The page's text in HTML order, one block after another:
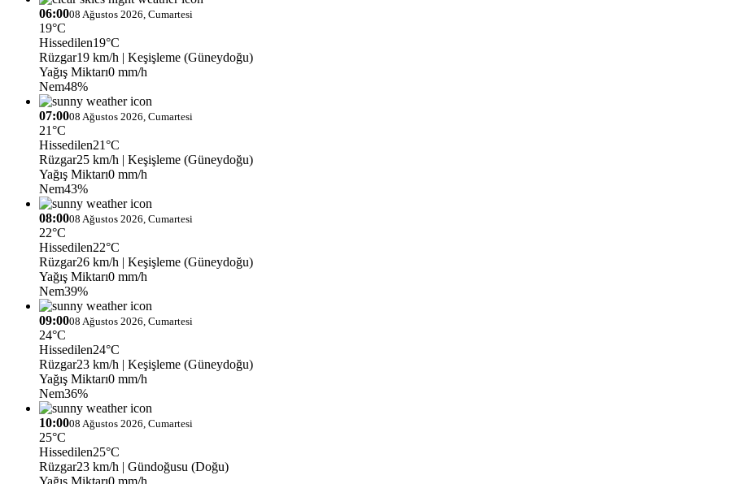
06:0008 Ağustos 2026, Cumartesi
19°C
Hissedilen19°C
Rüzgar19 km/h | Keşişleme (Güneydoğu)
Yağış Miktarı0 mm/h
Nem48%
07:0008 Ağustos 2026, Cumartesi
21°C
Hissedilen21°C
Rüzgar25 km/h | Keşişleme (Güneydoğu)
Yağış Miktarı0 mm/h
Nem43%
08:0008 Ağustos 2026, Cumartesi
22°C
Hissedilen22°C
Rüzgar26 km/h | Keşişleme (Güneydoğu)
Yağış Miktarı0 mm/h
Nem39%
09:0008 Ağustos 2026, Cumartesi
24°C
Hissedilen24°C
Rüzgar23 km/h | Keşişleme (Güneydoğu)
Yağış Miktarı0 mm/h
Nem36%
10:0008 Ağustos 2026, Cumartesi
25°C
Hissedilen25°C
Rüzgar23 km/h | Gündoğusu (Doğu)
Yağış Miktarı0 mm/h